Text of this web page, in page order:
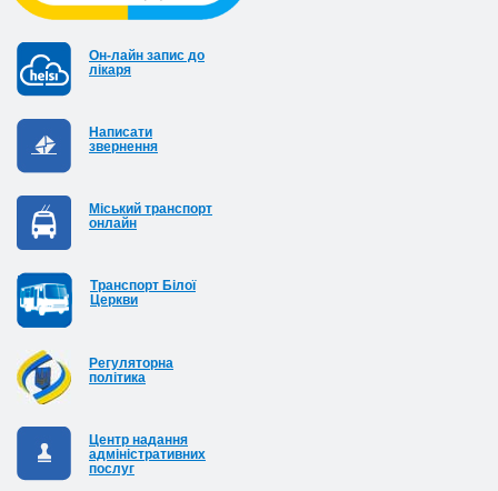
Он-лайн запис до
лікаря
Написати
звернення
Міський транспорт
онлайн
Транспорт Білої
Церкви
Регуляторна
політика
Центр надання
адміністративних
послуг